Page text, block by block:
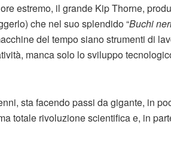
estremo, il grande Kip Thorne,
che nel suo splendido “Buchi
del tempo siano strumenti di
manca solo lo sviluppo
sta facendo passi da gigante, in
totale rivoluzione scientifica e, in